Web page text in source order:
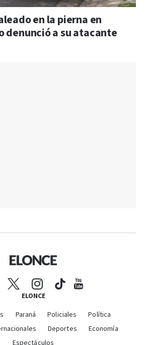
en la pierna en
denunció a su atacante
ELONCE
Paraná Policiales
Política
Deportes
Economía
Espectáculos